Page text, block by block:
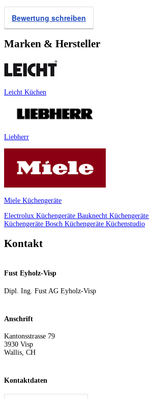
Bewertung schreiben
Marken & Hersteller
Leicht Küchen
Liebherr
Miele Küchengeräte
Electrolux Küchengeräte Bauknecht Küchengeräte
Küchengeräte Bosch Küchengeräte Küchenstudio
Kontakt
Fust Eyholz-Visp
Dipl. Ing. Fust AG Eyholz-Visp
Anschrift
Kantonsstrasse 79
3930 Visp
Wallis, CH
Kontaktdaten